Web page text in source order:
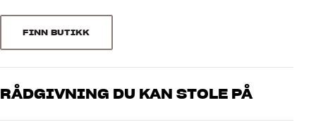
Kundeservice
Logg inn
Kundeservice
FINN BUTIKK
RÅDGIVNING DU KAN STOLE PÅ
Våre medarbeidere er ekte entusiaster som kjenner produktene og